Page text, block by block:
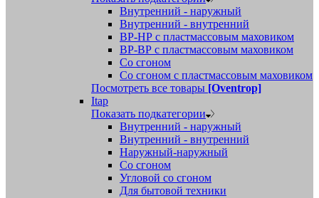
Внутренний - наружный
Внутренний - внутренний
ВР-НР с пластмассовым маховиком
ВР-ВР с пластмассовым маховиком
Со сгоном
Со сгоном с пластмассовым маховиком
Посмотреть все товары [Oventrop]
Itap
Показать подкатегории
Внутренний - наружный
Внутренний - внутренний
Наружный-наружный
Со сгоном
Угловой со сгоном
Для бытовой техники